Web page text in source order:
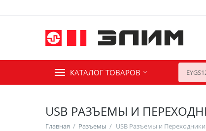
КАТАЛОГ ТОВАРОВ
USB РАЗЪЕМЫ И
Главная / Разъемы / USB Разъемы и Переходники